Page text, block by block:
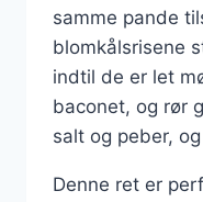
samme pande
blomkålsrisene
indtil de er let
baconet, og rør
salt og peber,
Denne ret er